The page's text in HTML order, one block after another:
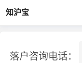
知沪宝
落户咨询电话：